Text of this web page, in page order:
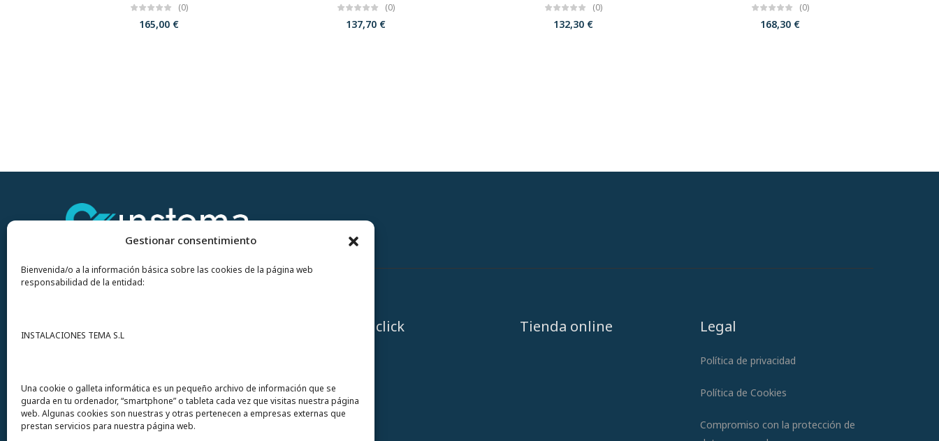
Gestionar consentimiento
Bienvenida/o a la información básica sobre las cookies de la página web
responsabilidad de la entidad:
INSTALACIONES TEMA S.L
Una cookie o galleta informática es un pequeño archivo de información que se
guarda en tu ordenador, “smartphone” o tableta cada vez que visitas nuestra página
web. Algunas cookies son nuestras y otras pertenecen a empresas externas que
prestan servicios para nuestra página web.
(0)
165,00 €
(0)
137,70 €
(0)
132,30 €
(0)
168,30 €
S.L. Avda del Mar 72
12200 Onda (Castellón) España
A un click Tienda online Legal
Política de privacidad
Política de Cookies
Compromiso con la protección de